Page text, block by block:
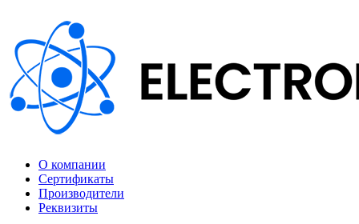
О компании
Сертификаты
Производители
Реквизиты